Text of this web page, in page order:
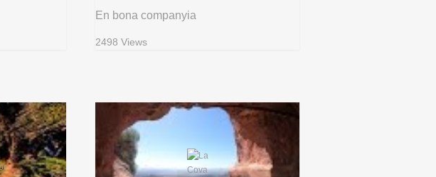
En bona companyia
2498 Views